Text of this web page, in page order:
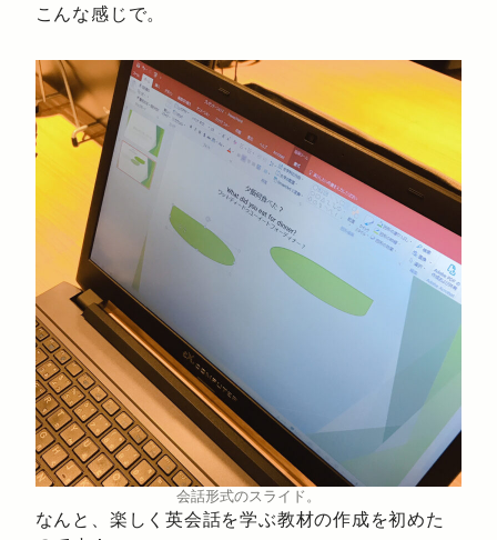
こんな感じで。
会話形式のスライド。
なんと、楽しく英会話を学ぶ教材の作成を初めた